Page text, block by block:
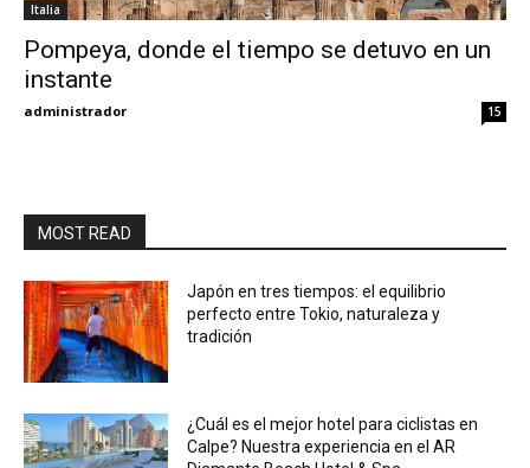
Italia
Pompeya, donde el tiempo se detuvo en un
instante
administrador 15
MOST READ
Japón en tres tiempos: el equilibrio
perfecto entre Tokio, naturaleza y
tradición
¿Cuál es el mejor hotel para ciclistas en
Calpe? Nuestra experiencia en el AR